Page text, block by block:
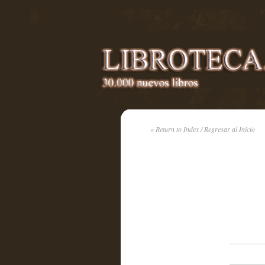
« Return to Index / Regresar al Inicio